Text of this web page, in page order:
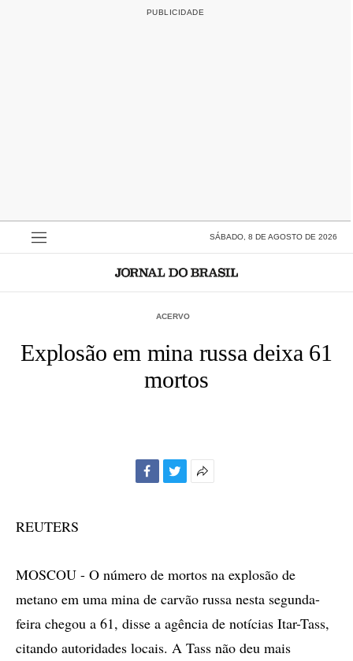
SÁBADO, 8 DE AGOSTO DE 2026
ACERVO
Explosão em mina russa deixa 61
mortos
REUTERS
MOSCOU - O número de mortos na explosão de
metano em uma mina de carvão russa nesta segunda-
feira chegou a 61, disse a agência de notícias Itar-Tass,
citando autoridades locais. A Tass não deu mais